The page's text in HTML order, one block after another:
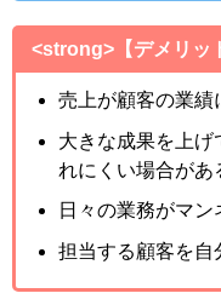
<strong>【デメリッ
売上が顧客の業績
大きな成果を上げ
れにくい場合があ
日々の業務がマン
担当する顧客を自